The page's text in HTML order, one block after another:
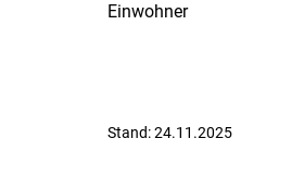
Einwohner
Stand: 24.11.2025